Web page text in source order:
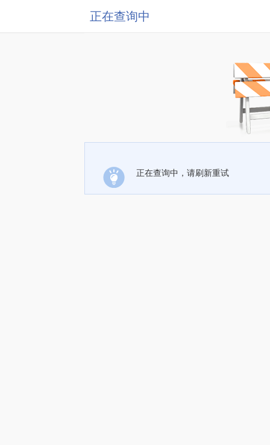
正在查询中
正在查询中，请刷新重试